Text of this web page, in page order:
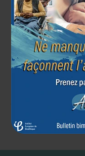
Institut
8 juin 2017
Article